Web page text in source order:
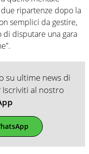
ripartenze dopo la
semplici da gestire,
di disputare una gara
su ultime news di
al nostro